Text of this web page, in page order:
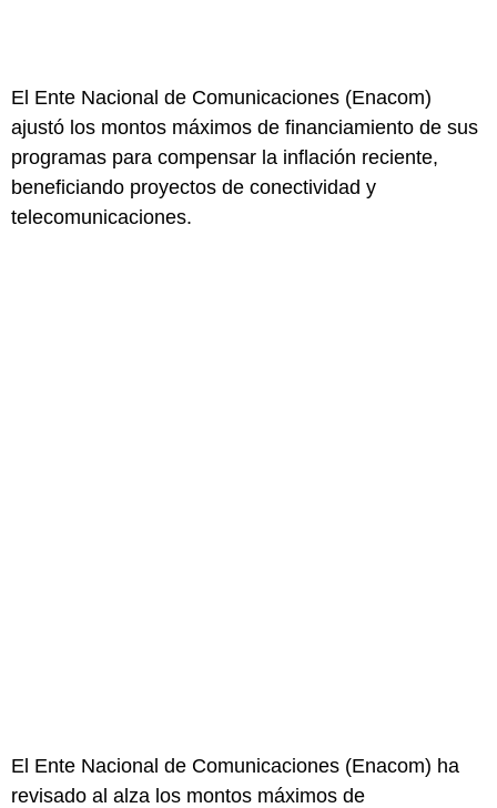
El Ente Nacional de Comunicaciones (Enacom)
ajustó los montos máximos de financiamiento de sus
programas para compensar la inflación reciente,
beneficiando proyectos de conectividad y
telecomunicaciones.
El Ente Nacional de Comunicaciones (Enacom) ha
revisado al alza los montos máximos de